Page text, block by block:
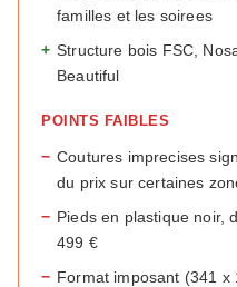
familles et les soirees
+ Structure bois FSC,
Beautiful
POINTS FAIBLES
− Coutures imprecises
du prix sur certaines
− Pieds en plastique noir,
499 €
− Format imposant (341 x